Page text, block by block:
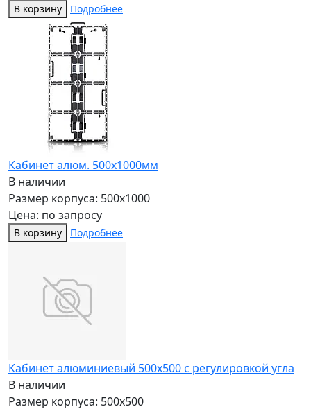
В корзину Подробнее
Кабинет алюм. 500х1000мм
В наличии
Размер корпуса: 500x1000
Цена: по запросу
В корзину Подробнее
Кабинет алюминиевый 500х500 с регулировкой угла
В наличии
Размер корпуса: 500x500